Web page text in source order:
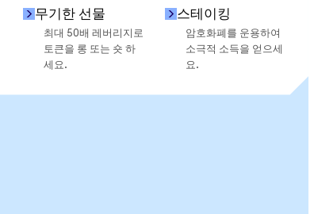
무기한 선물
최대 50배 레버리지로
토큰을 롱 또는 숏 하
세요.
스테이킹
암호화폐를 운용하여
소극적 소득을 얻으세
요.